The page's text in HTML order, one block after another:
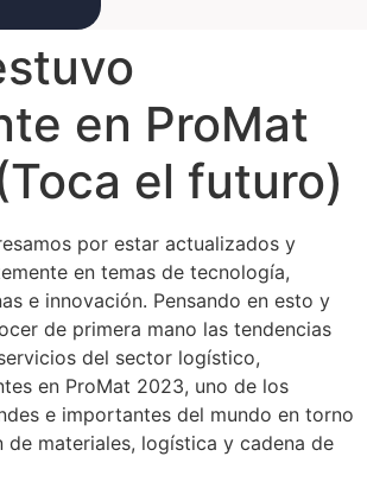
en ProMat
el futuro)
por estar actualizados y
en temas de tecnología,
e innovación. Pensando en esto y
de primera mano las tendencias
del sector logístico,
en ProMat 2023, uno de los
e importantes del mundo en torno
de materiales, logística y cadena de